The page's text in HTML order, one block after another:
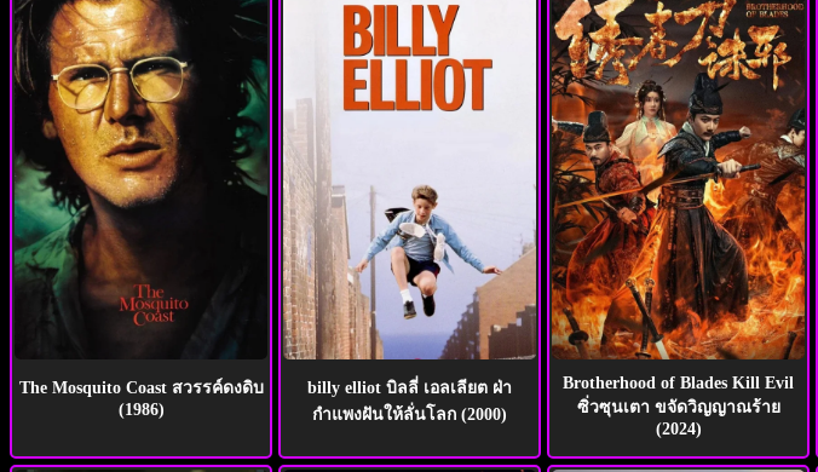
The Mosquito Coast สวรรค์ดงดิบ
(1986)
billy elliot บิลลี่ เอลเลียต ฝ่า
กำแพงฝันให้ลั่นโลก (2000)
Brotherhood of Blades Kill Evil
ซิ่วซุนเตา ขจัดวิญญาณร้าย
(2024)